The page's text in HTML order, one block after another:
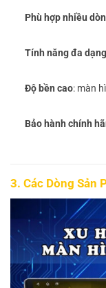
Phù hợp nhiều
Tính năng đa dạng
Độ bền cao: màn
Bảo hành chính
3. Các Dòng Sản